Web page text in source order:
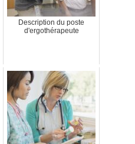
Description du poste
d'ergothérapeute